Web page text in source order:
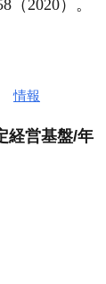
（2020）。
情報
経営基盤/年